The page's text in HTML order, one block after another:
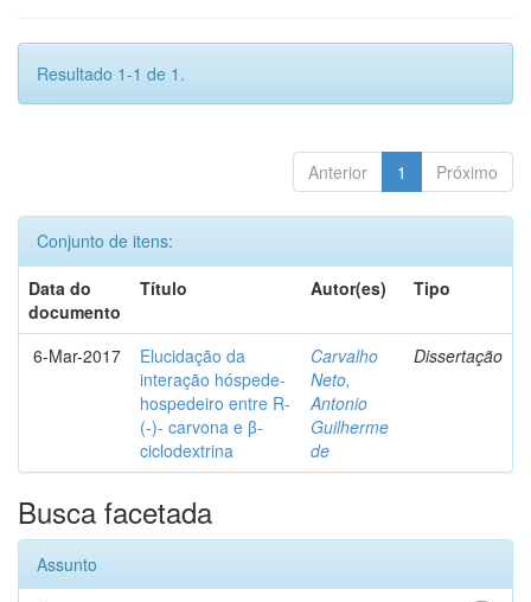
Resultado 1-1 de 1.
Anterior 1 Próximo
Conjunto de itens:
Data do
documento
Título Autor(es) Tipo
6-Mar-2017
Elucidação da
interação hóspede-
hospedeiro entre R-
(-)- carvona e β-
ciclodextrina
Carvalho
Neto,
Antonio
Guilherme
de
Dissertação
Busca facetada
Assunto